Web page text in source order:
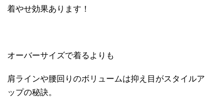
着やせ効果あります！
オーバーサイズで着るよりも
肩ラインや腰回りのボリュームは抑え目がスタイルア
ップの秘訣。